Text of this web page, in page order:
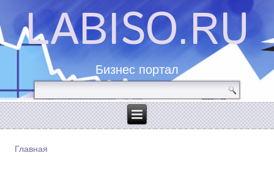
LABISO.RU
Бизнес портал
ВЫ ЗДЕСЬ
Главная